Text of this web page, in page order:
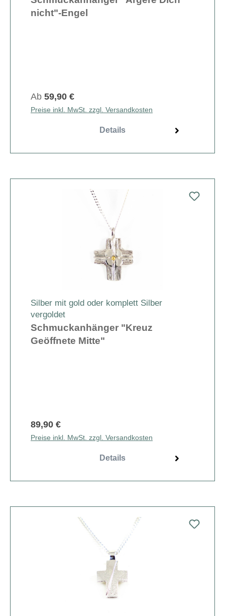
nicht"-Engel
Ab 59,90 €
Preise inkl. MwSt. zzgl. Versandkosten
Details
Silber mit gold oder komplett Silber
vergoldet
Schmuckanhänger "Kreuz
Geöffnete Mitte"
89,90 €
Preise inkl. MwSt. zzgl. Versandkosten
Details